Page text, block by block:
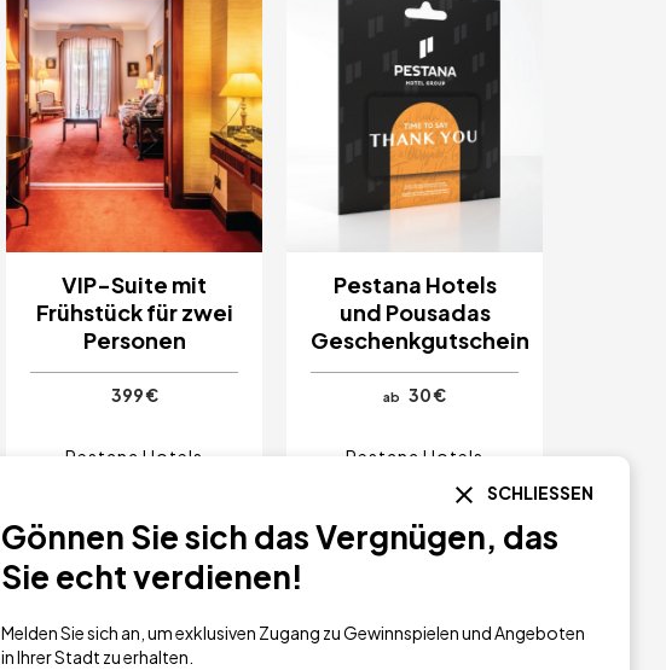
VIP-Suite mit
Frühstück für zwei
Personen
399 €
Pestana Hotels
Pestana Hotels
und Pousadas
Geschenkgutschein
ab 30 €
Pestana Hotels
JETZT KAUFEN SCHLIESSEN
Gönnen Sie sich das Vergnügen, das
Sie echt verdienen!
Melden Sie sich an, um exklusiven Zugang zu Gewinnspielen und Angeboten
in Ihrer Stadt zu erhalten.